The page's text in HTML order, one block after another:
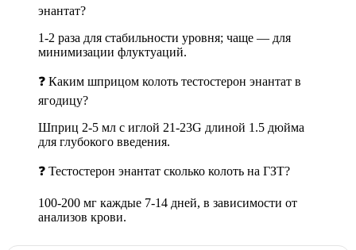
энантат?
1-2 раза для стабильности уровня; чаще — для
минимизации флуктуаций.
❓ Каким шприцом колоть тестостерон энантат в
ягодицу?
Шприц 2-5 мл с иглой 21-23G длиной 1.5 дюйма
для глубокого введения.
❓ Тестостерон энантат сколько колоть на ГЗТ?
100-200 мг каждые 7-14 дней, в зависимости от
анализов крови.